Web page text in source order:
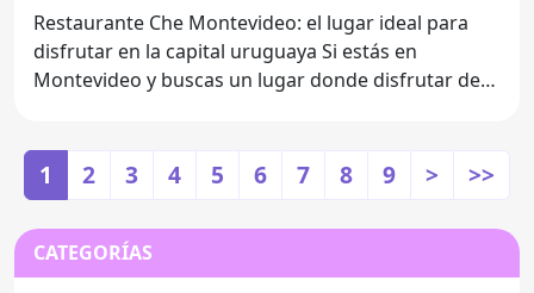
Restaurante Che Montevideo: el lugar ideal para
disfrutar en la capital uruguaya Si estás en
Montevideo y buscas un lugar donde disfrutar de
1 2 3 4 5 6 7 8 9 > >>
CATEGORÍAS